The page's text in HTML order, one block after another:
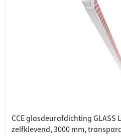
CCE glasdeurafdichting GLASS
zelfklevend, 3000 mm,